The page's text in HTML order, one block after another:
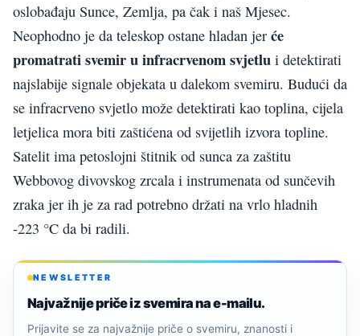
oslobađaju Sunce, Zemlja, pa čak i naš Mjesec.
Neophodno je da teleskop ostane hladan jer će
promatrati svemir u infracrvenom svjetlu i detektirati
najslabije signale objekata u dalekom svemiru. Budući da
se infracrveno svjetlo može detektirati kao toplina, cijela
letjelica mora biti zaštićena od svijetlih izvora topline.
Satelit ima petoslojni štitnik od sunca za zaštitu
Webbovog divovskog zrcala i instrumenata od sunčevih
zraka jer ih je za rad potrebno držati na vrlo hladnih
-223 °C da bi radili.
NEWSLETTER
Najvažnije priče iz svemira na e-mailu.
Prijavite se za najvažnije priče o svemiru, znanosti i